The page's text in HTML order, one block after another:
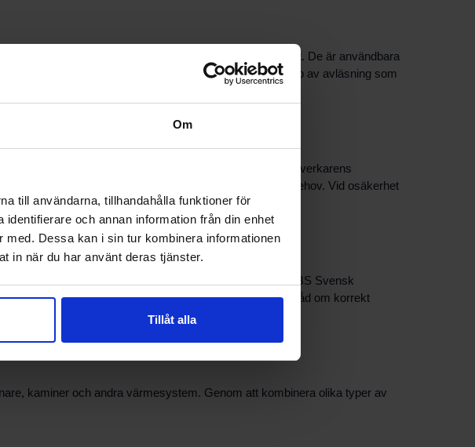
Om
till användarna, tillhandahålla funktioner för
och annan information från din enhet
Dessa kan i sin tur kombinera informationen
in när du har använt deras tjänster.
Tillåt alla
övervaka förbränning, felsöka system eller optimera drift. De är användbara
av modell beror på var mätningen ska ske och vilken typ av avläsning som
Använd dykrörsklämma och täta anslutningar enligt tillverkarens
kontrolleras regelbundet och rengöras vid behov. Vid osäkerhet
alternativ och nödvändiga tillbehör. Kontakta PBS Svensk
rätt termometrar och dykrör för dina behov och kan ge råd om korrekt
kaminer och andra värmesystem. Genom att kombinera olika typer av